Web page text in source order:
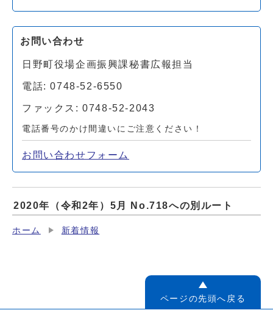
お問い合わせ
日野町役場企画振興課秘書広報担当
電話: 0748-52-6550
ファックス: 0748-52-2043
電話番号のかけ間違いにご注意ください！
お問い合わせフォーム
2020年（令和2年）5月 No.718への別ルート
ホーム 新着情報
ページの先頭へ戻る